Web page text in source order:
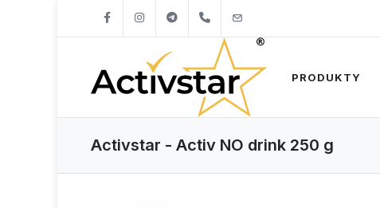
+421904262747
PRODUKTY
Activstar - Activ NO drink 250 g